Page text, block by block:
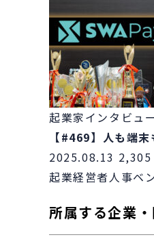
起業家インタビュー
【#469】人も端
2025.08.13
起業経営者人事ベ
所属する企業